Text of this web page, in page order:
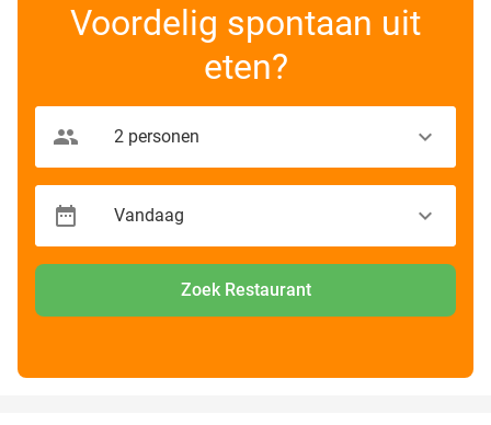
Voordelig spontaan uit
eten?
Zoek Restaurant